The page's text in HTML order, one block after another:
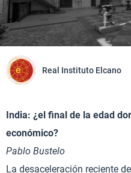
Real Instituto Elcano
India: ¿el final de la edad
económico?
Pablo Bustelo
La desaceleración reciente